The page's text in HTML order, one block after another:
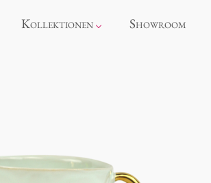
Kollektionen
Panthéon
Showroom